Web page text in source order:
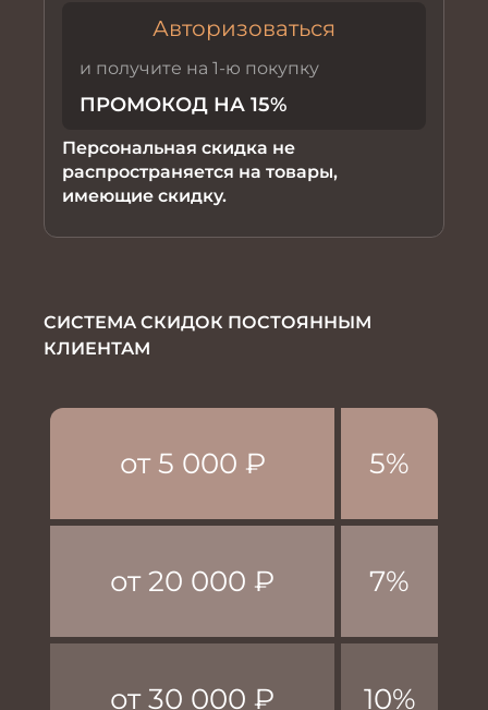
Авторизоваться
и получите на 1-ю покупку
ПРОМОКОД НА 15%
Персональная скидка не
распространяется на товары,
имеющие скидку.
СИСТЕМА СКИДОК ПОСТОЯННЫМ
КЛИЕНТАМ
от 5 000 ₽ 5%
от 20 000 ₽ 7%
от 30 000 ₽ 10%